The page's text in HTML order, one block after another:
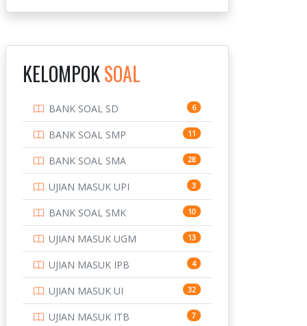
BANDUNG
INSTITUT TEKNOLOGI
INSTITUT TEKNOLOGI
SEPULUH NOVEMBER
10
INSTITUT TEKNOLOGI
SUMATERA
9
IPDN / STPDN 148
PENDIDIKAN 943
PERBANKAN 3
POLRI 169
POLTEK SSN 7
4
KELOMPOKSOAL
BANK SOAL SD 6
BANK SOAL SMP 11
BANK SOAL SMA 28
UJIAN MASUK UPI 3
BANK SOAL SMK 10
UJIAN MASUK UGM 13
UJIAN MASUK IPB 4
UJIAN MASUK UI 32
UJIAN MASUK ITB 7